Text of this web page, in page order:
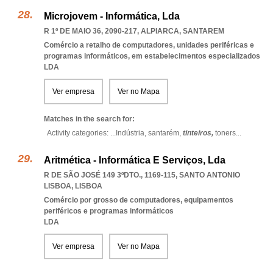
Microjovem - Informática, Lda
R 1º DE MAIO 36, 2090-217, ALPIARCA, SANTAREM
Comércio a retalho de computadores, unidades periféricas e
programas informáticos, em estabelecimentos especializados
LDA
Ver empresa Ver no Mapa
Matches in the search for:
Activity categories: ... Indústria, santarém, tinteiros, toners...
Aritmética - Informática E Serviços, Lda
R DE SÃO JOSÉ 149 3ºDTO., 1169-115, SANTO ANTONIO
LISBOA, LISBOA
Comércio por grosso de computadores, equipamentos
periféricos e programas informáticos
LDA
Ver empresa Ver no Mapa